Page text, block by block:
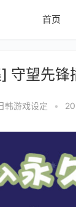
首页
守望先
韩游戏设定 •